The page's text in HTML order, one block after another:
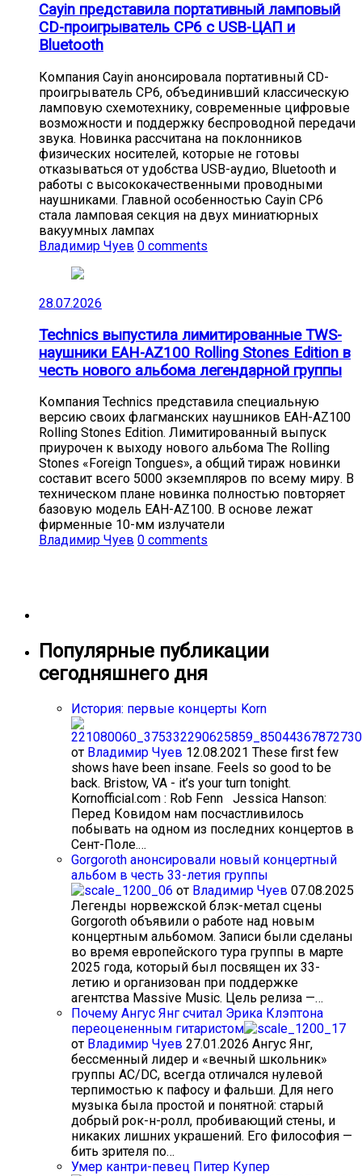
Cayin представила портативный ламповый
CD-проигрыватель CP6 с USB-ЦАП и
Bluetooth
Компания Cayin анонсировала портативный CD-
проигрыватель CP6, объединивший классическую
ламповую схемотехнику, современные цифровые
возможности и поддержку беспроводной передачи
звука. Новинка рассчитана на поклонников
физических носителей, которые не готовы
отказываться от удобства USB-аудио, Bluetooth и
работы с высококачественными проводными
наушниками. Главной особенностью Cayin CP6
стала ламповая секция на двух миниатюрных
вакуумных лампах
Владимир Чуев 0 comments
28.07.2026
Technics выпустила лимитированные TWS-
наушники EAH-AZ100 Rolling Stones Edition в
честь нового альбома легендарной группы
Компания Technics представила специальную
версию своих флагманских наушников EAH-AZ100
Rolling Stones Edition. Лимитированный выпуск
приурочен к выходу нового альбома The Rolling
Stones «Foreign Tongues», а общий тираж новинки
составит всего 5000 экземпляров по всему миру. В
техническом плане новинка полностью повторяет
базовую модель EAH-AZ100. В основе лежат
фирменные 10-мм излучатели
Владимир Чуев 0 comments
Популярные публикации
сегодняшнего дня
История: первые концерты Korn
от Владимир Чуев 12.08.2021 These first few
shows have been insane. Feels so good to be
back. Bristow, VA - it’s your turn tonight.
Kornofficial.com : Rob Fenn Jessica Hanson:
Перед Ковидом нам посчастливилось
побывать на одном из последних концертов в
Сент-Поле.…
Gorgoroth анонсировали новый концертный
альбом в честь 33-летия группы
от Владимир Чуев 07.08.2025
Легенды норвежской блэк-метал сцены
Gorgoroth объявили о работе над новым
концертным альбомом. Записи были сделаны
во время европейского тура группы в марте
2025 года, который был посвящен их 33-
летию и организован при поддержке
агентства Massive Music. Цель релиза —…
Почему Ангус Янг считал Эрика Клэптона
переоцененным гитаристом
от Владимир Чуев 27.01.2026 Ангус Янг,
бессменный лидер и «вечный школьник»
группы AC/DC, всегда отличался нулевой
терпимостью к пафосу и фальши. Для него
музыка была простой и понятной: старый
добрый рок-н-ролл, пробивающий стены, и
никаких лишних украшений. Его философия —
бить зрителя по…
Умер кантри-певец Питер Купер